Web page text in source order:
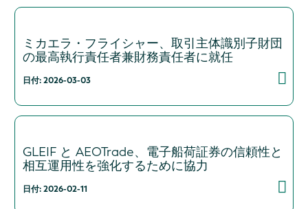
ミカエラ・フライシャー、取引主体識別子財団
の最高執行責任者兼財務責任者に就任
日付: 2026-03-03
GLEIF と AEOTrade、電子船荷証券の信頼性と
相互運用性を強化するために協力
日付: 2026-02-11